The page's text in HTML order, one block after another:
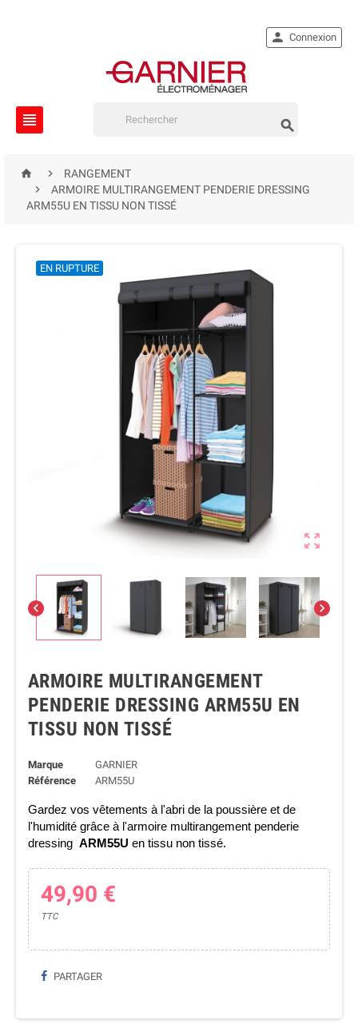
 
 Connexion
 
RANGEMENT

ARMOIRE MULTIRANGEMENT PENDERIE DRESSING
ARM55U EN TISSU NON TISSÉ

 
EN RUPTURE
ARMOIRE MULTIRANGEMENT
PENDERIE DRESSING ARM55U EN
TISSU NON TISSÉ
Marque
GARNIER
Référence
ARM55U
Gardez vos vêtements à l'abri de la poussière et de
l'humidité grâce à l'armoire multirangement penderie
dressing ARM55U en tissu non tissé.
49,90 €
TTC
PARTAGER